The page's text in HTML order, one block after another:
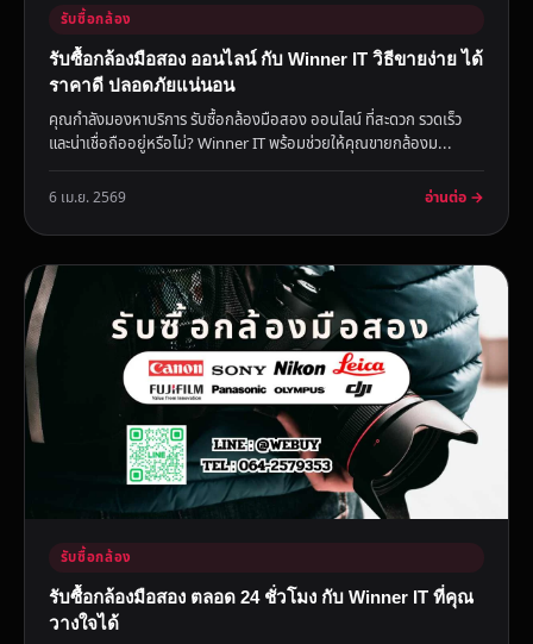
รับซื้อกล้อง
รับซื้อกล้องมือสอง ออนไลน์ กับ Winner IT วิธีขายง่าย ได้
ราคาดี ปลอดภัยแน่นอน
คุณกำลังมองหาบริการ รับซื้อกล้องมือสอง ออนไลน์ ที่สะดวก รวดเร็ว
และน่าเชื่อถืออยู่หรือไม่? Winner IT พร้อมช่วยให้คุณขายกล้องม...
6 เม.ย. 2569 อ่านต่อ →
รับซื้อกล้อง
รับซื้อกล้องมือสอง ตลอด 24 ชั่วโมง กับ Winner IT ที่คุณ
วางใจได้